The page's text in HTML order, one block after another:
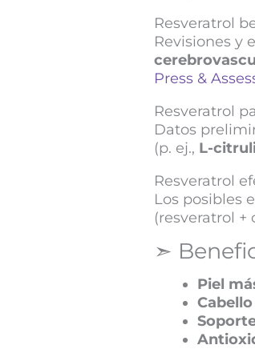
Resveratrol
Revisiones y
Press &
Resveratrol
Datos
(p. ej., L-
Resveratrol
Los posibles
(resveratrol
➣
Piel